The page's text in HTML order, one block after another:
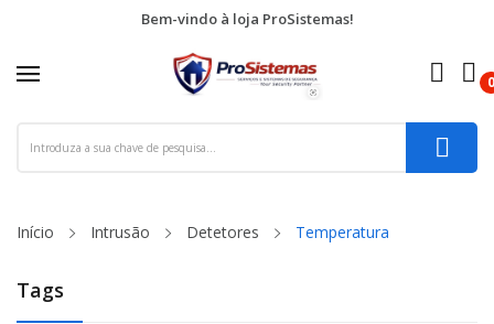
Bem-vindo à loja ProSistemas!
0
Início Intrusão Detetores Temperatura
Tags